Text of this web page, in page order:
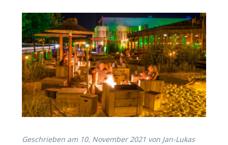
Geschrieben am 10. November 2021 von Jan-Lukas